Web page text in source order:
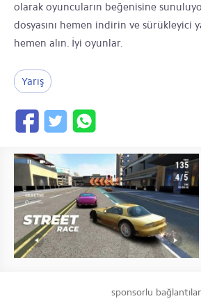
olarak oyuncuların beğenisine
dosyasını hemen indirin ve sürükleyici
hemen alın. İyi oyunlar.
Yarış
sponsorlu bağlantılar